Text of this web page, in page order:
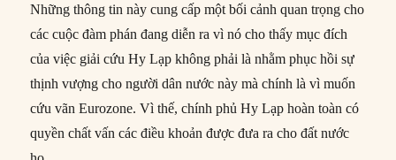
Những thông tin này cung cấp một bối cảnh quan trọng cho
các cuộc đàm phán đang diễn ra vì nó cho thấy mục đích
của việc giải cứu Hy Lạp không phải là nhằm phục hồi sự
thịnh vượng cho người dân nước này mà chính là vì muốn
cứu vãn Eurozone. Vì thế, chính phủ Hy Lạp hoàn toàn có
quyền chất vấn các điều khoản được đưa ra cho đất nước